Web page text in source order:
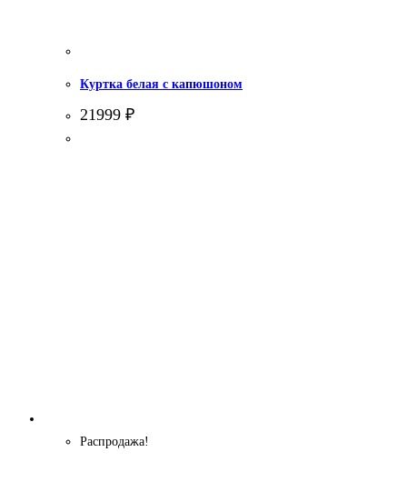
Куртка белая с капюшоном
21999 ₽
Распродажа!